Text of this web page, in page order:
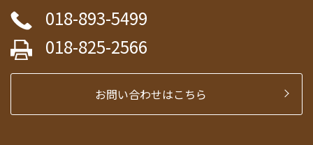
018-893-5499
018-825-2566
お問い合わせはこちら